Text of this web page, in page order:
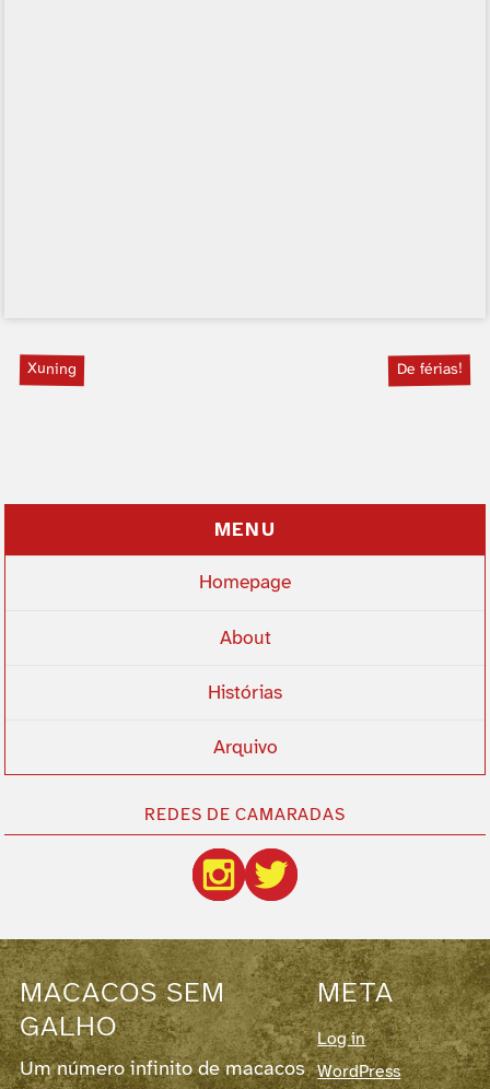
Xuning De férias!
MENU
Homepage
About
Histórias
Arquivo
REDES DE CAMARADAS
MACACOS SEM
GALHO
Um número infinito de macacos
META
Log in
WordPress